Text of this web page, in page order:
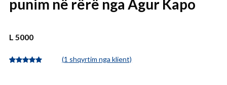
punim në rërë nga Agur Kapo
L 5000
(1 shqyrtim nga klient)